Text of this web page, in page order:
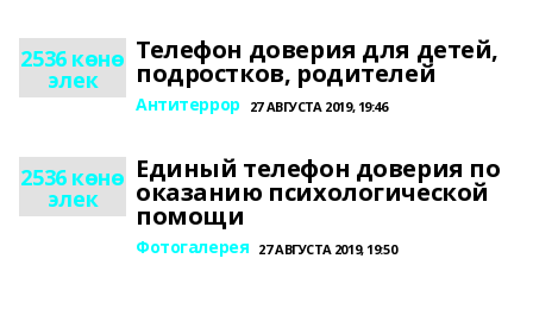
2536 көнө
элек
Телефон доверия для детей,
подростков, родителей
Антитеррор 27 АВГУСТА 2019, 19:46
2536 көнө
элек
Единый телефон доверия по
оказанию психологической
помощи
Фотогалерея 27 АВГУСТА 2019, 19:50